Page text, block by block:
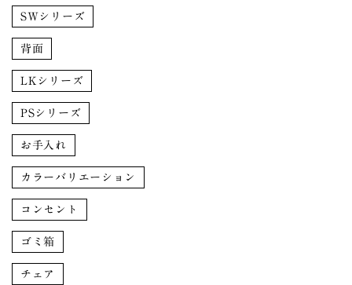
SWシリーズ
背面
LKシリーズ
PSシリーズ
お手入れ
カラーバリエーション
コンセント
ゴミ箱
チェア